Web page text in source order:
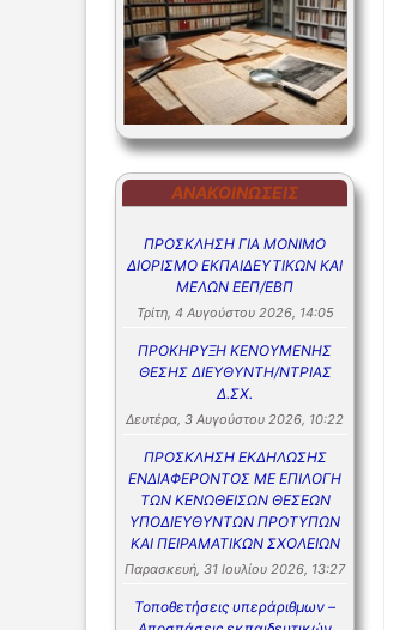
ΑΝΑΚΟΙΝΏΣΕΙΣ
ΠΡΟΣΚΛΗΣΗ ΓΙΑ ΜΟΝΙΜΟ
ΔΙΟΡΙΣΜΟ ΕΚΠΑΙΔΕΥΤΙΚΩΝ ΚΑΙ
ΜΕΛΩΝ ΕΕΠ/ΕΒΠ
Τρίτη, 4 Αυγούστου 2026, 14:05
ΠΡΟΚΗΡΥΞΗ ΚΕΝΟΥΜΕΝΗΣ
ΘΕΣΗΣ ΔΙΕΥΘΥΝΤΗ/ΝΤΡΙΑΣ
Δ.ΣΧ.
Δευτέρα, 3 Αυγούστου 2026, 10:22
ΠΡΟΣΚΛΗΣΗ ΕΚΔΗΛΩΣΗΣ
ΕΝΔΙΑΦΕΡΟΝΤΟΣ ΜΕ ΕΠΙΛΟΓΗ
ΤΩΝ ΚΕΝΩΘΕΙΣΩΝ ΘΕΣΕΩΝ
ΥΠΟΔΙΕΥΘΥΝΤΩΝ ΠΡΟΤΥΠΩΝ
ΚΑΙ ΠΕΙΡΑΜΑΤΙΚΩΝ ΣΧΟΛΕΙΩΝ
Παρασκευή, 31 Ιουλίου 2026, 13:27
Τοποθετήσεις υπεράριθμων –